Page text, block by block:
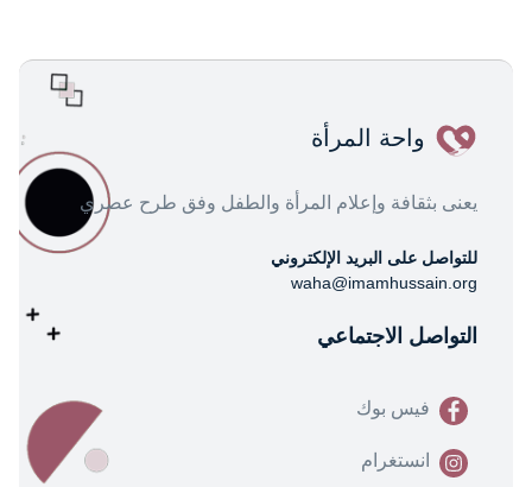
واحة المرأة
يعنى بثقافة وإعلام المرأة والطفل وفق طرح عصري
للتواصل على البريد الإلكتروني
waha@imamhussain.org
التواصل الاجتماعي
فيس بوك
انستغرام